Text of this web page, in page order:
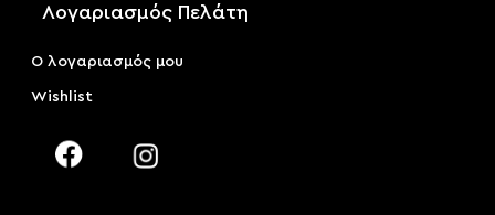
Λογαριασμός Πελάτη
Ο λογαριασμός μου
Wishlist